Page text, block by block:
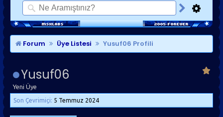
GÜNLÜKLER
SON MESAJLAR
KISAYOLLAR
Forum Üye Listesi Yusuf06 Profili
Yusuf06
Yeni Üye
Son Çevrimiçi: 5 Temmuz 2024